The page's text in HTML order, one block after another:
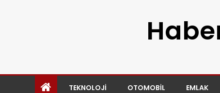
TEKNOLOJI OTOMOBIL EMLAK